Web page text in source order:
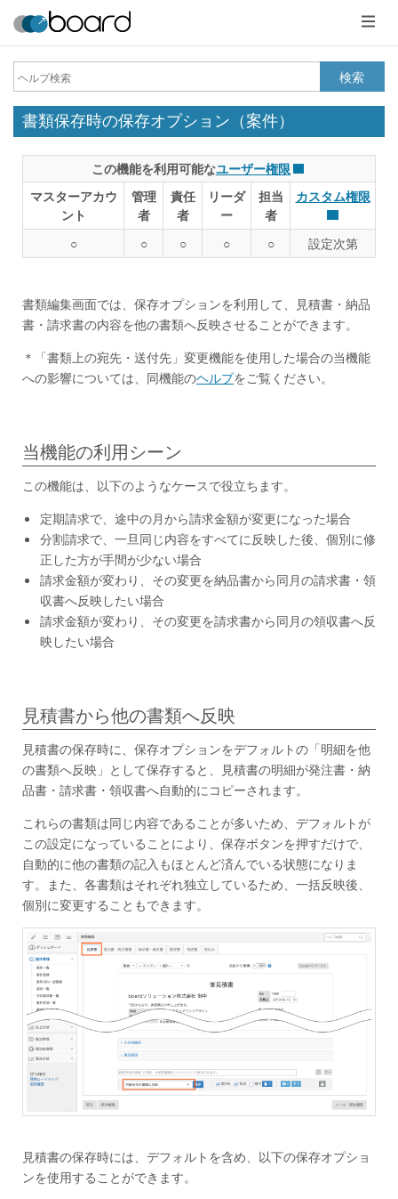
メ
ニ
ュ
ー
検索
書類保存時の保存オプション（案件）
この機能を利用可能なユーザー権限
マスターアカウ
ント
管理
者
責任
者
リーダ
ー
担当
者
カスタム権限
○ ○ ○ ○ ○ 設定次第
書類編集画面では、保存オプションを利用して、見積書・納品
書・請求書の内容を他の書類へ反映させることができます。
＊「書類上の宛先・送付先」変更機能を使用した場合の当機能
への影響については、同機能のヘルプをご覧ください。
当機能の利用シーン
この機能は、以下のようなケースで役立ちます。
定期請求で、途中の月から請求金額が変更になった場合
分割請求で、一旦同じ内容をすべてに反映した後、個別に修
正した方が手間が少ない場合
請求金額が変わり、その変更を納品書から同月の請求書・領
収書へ反映したい場合
請求金額が変わり、その変更を請求書から同月の領収書へ反
映したい場合
見積書から他の書類へ反映
見積書の保存時に、保存オプションをデフォルトの「明細を他
の書類へ反映」として保存すると、見積書の明細が発注書・納
品書・請求書・領収書へ自動的にコピーされます。
これらの書類は同じ内容であることが多いため、デフォルトが
この設定になっていることにより、保存ボタンを押すだけで、
自動的に他の書類の記入もほとんど済んでいる状態になりま
す。また、各書類はそれぞれ独立しているため、一括反映後、
個別に変更することもできます。
見積書の保存時には、デフォルトを含め、以下の保存オプショ
ンを使用することができます。